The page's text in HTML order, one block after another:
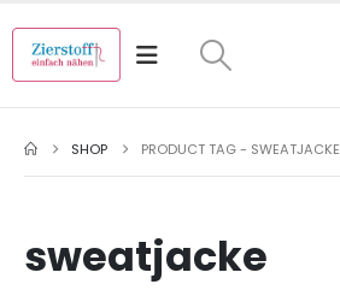
SHOP PRODUCT TAG - SWEATJACKE
sweatjacke